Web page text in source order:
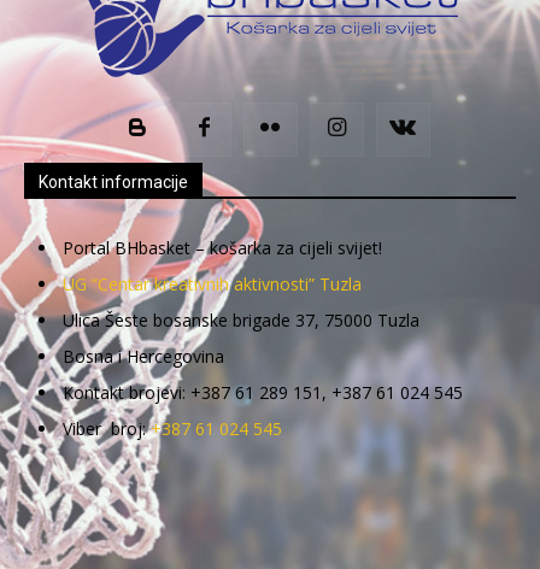
Kontakt informacije
Portal BHbasket – košarka za cijeli svijet!
UG “Centar kreativnih aktivnosti” Tuzla
Ulica Šeste bosanske brigade 37, 75000 Tuzla
Bosna i Hercegovina
Kontakt brojevi: +387 61 289 151, +387 61 024 545
Viber broj:+387 61 024 545